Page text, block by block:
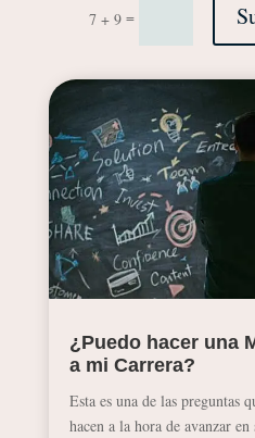
7 + 9 =
¿Puedo hacer una
a mi Carrera?
Esta es una de las preguntas
hacen a la hora de avanzar